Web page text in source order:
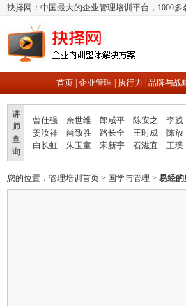
抉择网：中国最大的企业管理培训平台，1000
首页| 企业管理 执行力 品牌与战
讲
师
查
询
曾仕强 余世维 郎咸平 陈安之 李践
姜汝祥
尚致胜 路长全 王时成 陈放
白长虹
朱玉童 宋新宇 石滋宜 王璞
您的位置： 管理培训首页 > 国学与管理 > 易经的